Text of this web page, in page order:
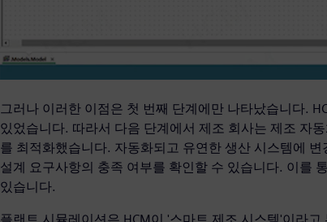
그러나 이러한 이점은 첫 번째 단계에만 나타났습니다.
있었습니다. 따라서 다음 단계에서 제조 회사는 제조 자
를 최적화했습니다. 자동화되고 유연한 생산 시스템에
설계 요구사항의 충족 여부를 확인할 수 있습니다. 이를
있습니다.